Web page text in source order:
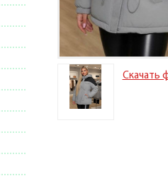
Скачать